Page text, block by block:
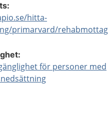
hitta-
för personer med